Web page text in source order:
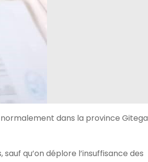
normalement dans la province Gitega
qu’on déplore l’insuffisance des